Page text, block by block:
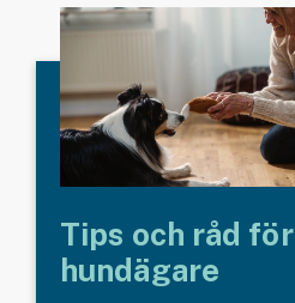
Tips och råd för
hundägare